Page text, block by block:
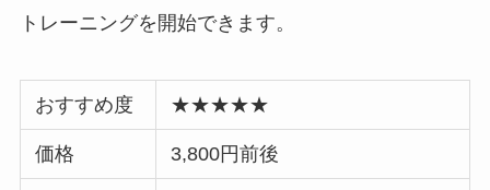
トレーニングを開始できます。
おすすめ度 ★★★★★
価格 3,800円前後